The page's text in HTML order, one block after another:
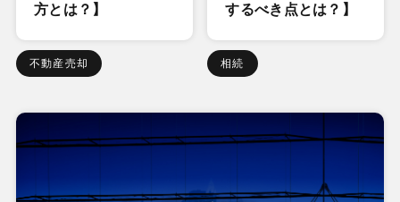
方とは？】
不動産売却
するべき点とは？】
相続